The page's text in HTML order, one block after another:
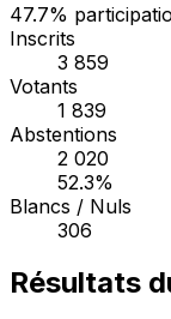
47.7%
Inscrits
3 859
Votants
1 839
Abstentions
2 020
52.3%
Blancs / Nuls
306
Résultats